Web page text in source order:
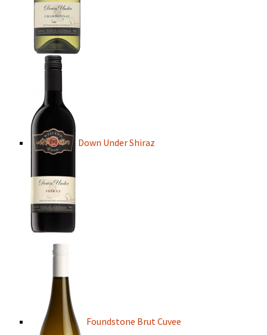
Down Under Shiraz
Foundstone Brut Cuvee